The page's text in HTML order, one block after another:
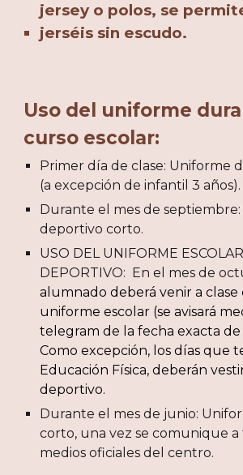
jersey o polos, se
jerséis sin escudo.
Uso del uniforme
curso escolar:
Primer día de clase: Uniforme
(a excepción de infantil 3 años).
Durante el mes de
deportivo corto.
USO DEL UNIFORME
DEPORTIVO: En el mes de
alumnado deberá venir a clase
uniforme escolar (se avisará
telegram de la fecha exacta de
Como excepción, los días que
Educación Física, deberán
deportivo.
Durante el mes de junio:
corto, una vez se comunique a
medios oficiales del centro.